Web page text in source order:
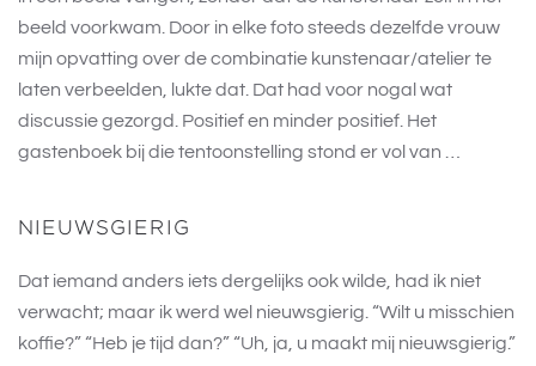
beeld voorkwam. Door in elke foto steeds dezelfde vrouw
mijn opvatting over de combinatie kunstenaar/atelier te
laten verbeelden, lukte dat. Dat had voor nogal wat
discussie gezorgd. Positief en minder positief. Het
gastenboek bij die tentoonstelling stond er vol van …
NIEUWSGIERIG
Dat iemand anders iets dergelijks ook wilde, had ik niet
verwacht; maar ik werd wel nieuwsgierig. “Wilt u misschien
koffie?” “Heb je tijd dan?” “Uh, ja, u maakt mij nieuwsgierig.”